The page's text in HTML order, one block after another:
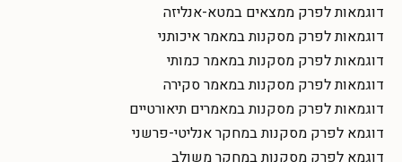
דוגמאות לפרק ממצאים במטא-אנליזה
דוגמאות לפרק מסקנות במאמר איכותני
דוגמאות לפרק מסקנות במאמר כמותי
דוגמאות לפרק מסקנות במאמר סקירה
דוגמאות לפרק מסקנות במאמרים תיאורטיים
דוגמא לפרק מסקנות במחקר אנליטי-פרשני
דוגמא לפרק מסקנות במחקר משולב